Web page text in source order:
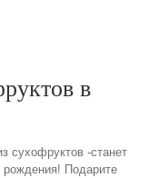
в
сухофруктов -станет
Подарите